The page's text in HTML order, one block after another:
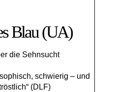
Blau (UA)
die Sehnsucht
schwierig – und
(DLF)